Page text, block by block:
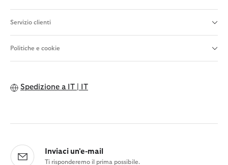
Servizio clienti
Politiche e cookie
Spedizione a IT | IT
Inviaci un'e-mail
Ti risponderemo il prima possibile.